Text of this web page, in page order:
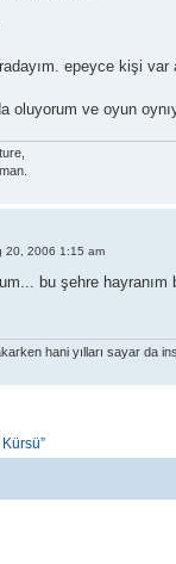
epeyce kişi
oluyorum ve oyun
20, 2006 1:15 am
bu şehre
hani yılları sayar da